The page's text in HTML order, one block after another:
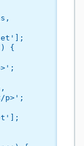
p>';